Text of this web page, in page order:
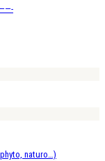
naturo…)